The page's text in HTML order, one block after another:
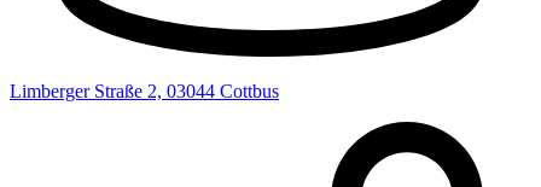
Limberger Straße 2, 03044 Cottbus